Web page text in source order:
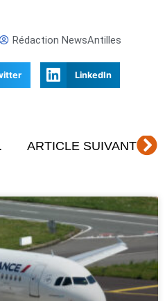
Rédaction NewsAntilles
LinkedIn
ARTICLE SUIVANT